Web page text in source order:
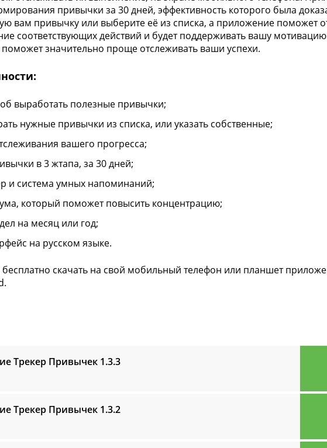
привычки за 30 дней, эффективность которого была
вам привычку или выберите её из списка, а приложение поможет
соответствующих действий и будет поддерживать вашу
поможет значительно проще отслеживать ваши успехи.
выработать полезные привычки;
нужные привычки из списка, или указать собственные;
вашего прогресса;
в 3 жтапа, за 30 дней;
и система умных напоминаний;
который поможет повысить концентрацию;
на месяц или год;
на русском языке.
скачать на свой мобильный телефон или планшет
Трекер Привычек 1.3.3
Трекер Привычек 1.3.2